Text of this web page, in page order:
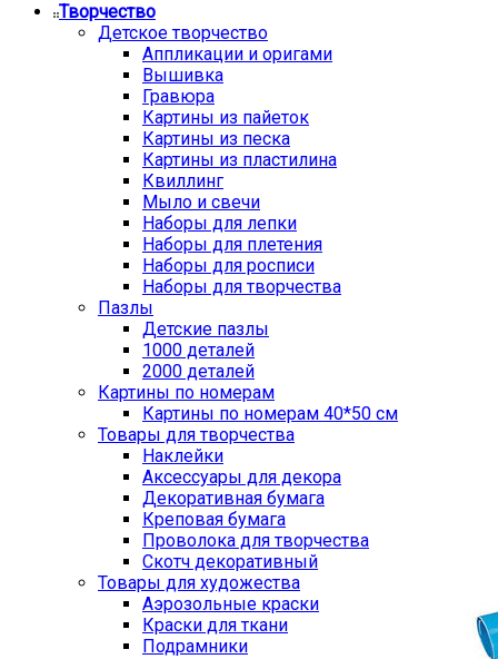
Творчество
Детское творчество
Аппликации и оригами
Вышивка
Гравюра
Картины из пайеток
Картины из песка
Картины из пластилина
Квиллинг
Мыло и свечи
Наборы для лепки
Наборы для плетения
Наборы для росписи
Наборы для творчества
Пазлы
Детские пазлы
1000 деталей
2000 деталей
Картины по номерам
Картины по номерам 40*50 см
Товары для творчества
Наклейки
Аксессуары для декора
Декоративная бумага
Креповая бумага
Проволока для творчества
Скотч декоративный
Товары для художества
Аэрозольные краски
Краски для ткани
Подрамники